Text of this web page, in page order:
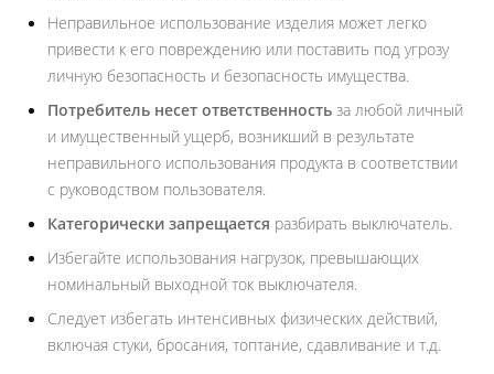
Неправильное использование изделия может легко
привести к его повреждению или поставить под угрозу
личную безопасность и безопасность имущества.
Потребитель несет ответственность за любой личный
и имущественный ущерб, возникший в результате
неправильного использования продукта в соответствии
с руководством пользователя.
Категорически запрещается разбирать выключатель.
Избегайте использования нагрузок, превышающих
номинальный выходной ток выключателя.
Следует избегать интенсивных физических действий,
включая стуки, бросания, топтание, сдавливание и т.д.